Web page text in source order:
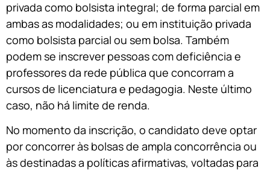
privada como bolsista integral; de forma parcial em
ambas as modalidades; ou em instituição privada
como bolsista parcial ou sem bolsa. Também
podem se inscrever pessoas com deficiência e
professores da rede pública que concorram a
cursos de licenciatura e pedagogia. Neste último
caso, não há limite de renda.
No momento da inscrição, o candidato deve optar
por concorrer às bolsas de ampla concorrência ou
às destinadas a políticas afirmativas, voltadas para